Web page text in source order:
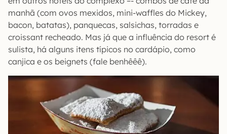
manhã (com ovos mexidos, mini-waffles do Mickey,
bacon, batatas), panquecas, salsichas, torradas e
croissant recheado. Mas já que a influência do resort é
sulista, há alguns itens típicos no cardápio, como
canjica e os beignets (fale benhêêê).